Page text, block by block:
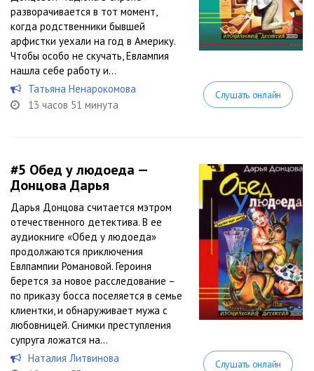
разворачивается в тот момент,
когда родственники бывшей
арфистки уехали на год в Америку.
Чтобы особо не скучать, Евлампия
нашла себе работу и...
Татьяна Ненарокомова
13 часов 51 минута
Слушать онлайн
#5 Обед у людоеда —
Донцова Дарья
Дарья Донцова считается мэтром
отечественного детектива. В ее
аудиокниге «Обед у людоеда»
продолжаются приключения
Евлпампии Романовой. Героиня
берется за новое расследование –
по приказу босса поселяется в семье
клиентки, и обнаруживает мужа с
любовницей. Снимки преступления
супруга ложатся на...
Наталия Литвинова
Слушать онлайн